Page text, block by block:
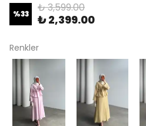
%33 ₺ 3,599.00
₺ 2,399.00
Renkler